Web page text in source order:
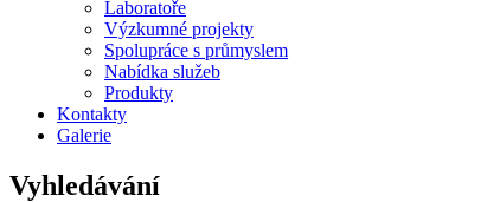
Laboratoře
Výzkumné projekty
Spolupráce s průmyslem
Nabídka služeb
Produkty
Kontakty
Galerie
Vyhledávání